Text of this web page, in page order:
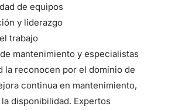
de equipos
y liderazgo
trabajo
mantenimiento y especialistas
la reconocen por el dominio de
continua en mantenimiento,
disponibilidad. Expertos